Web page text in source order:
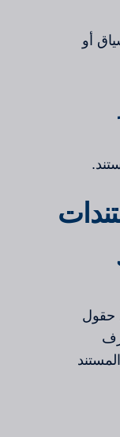
أو
حقول